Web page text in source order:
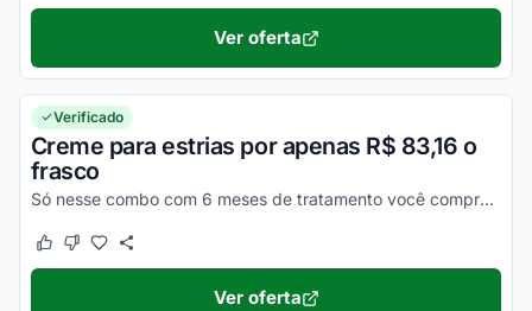
Ver oferta
Verificado
Creme para estrias por apenas R$ 83,16 o
frasco
Só nesse combo com 6 meses de tratamento você compra com esse preço especial. Ative e aproveite agora!
Este cupom funcionou
Este cupom não funcionou
Ver oferta